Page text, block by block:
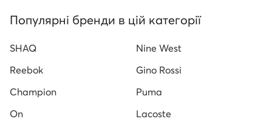
Популярні бренди в цій категорії
SHAQ
Nine West
Reebok
Gino Rossi
Champion
Puma
On
Lacoste